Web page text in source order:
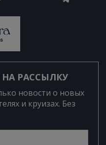
РАССЫЛКУ
новости о новых
и круизах. Без